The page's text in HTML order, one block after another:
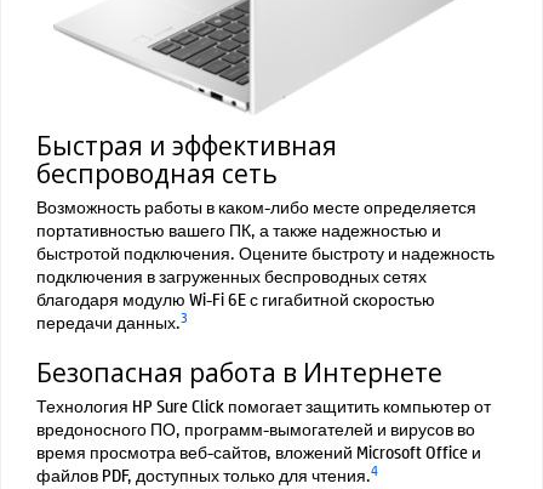
Быстрая и эффективная
беспроводная сеть
Возможность работы в каком-либо месте определяется
портативностью вашего ПК, а также надежностью и
быстротой подключения. Оцените быстроту и надежность
подключения в загруженных беспроводных сетях
благодаря модулю Wi-Fi 6E с гигабитной скоростью
передачи данных.3
Безопасная работа в Интернете
Технология HP Sure Click помогает защитить компьютер от
вредоносного ПО, программ-вымогателей и вирусов во
время просмотра веб-сайтов, вложений Microsoft Office и
файлов PDF, доступных только для чтения.4